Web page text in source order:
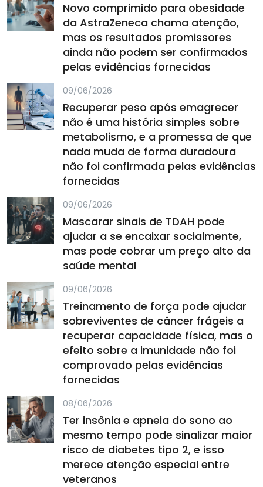
Novo comprimido para obesidade
da AstraZeneca chama atenção,
mas os resultados promissores
ainda não podem ser confirmados
pelas evidências fornecidas
09/06/2026
Recuperar peso após emagrecer
não é uma história simples sobre
metabolismo, e a promessa de que
nada muda de forma duradoura
não foi confirmada pelas evidências
fornecidas
09/06/2026
Mascarar sinais de TDAH pode
ajudar a se encaixar socialmente,
mas pode cobrar um preço alto da
saúde mental
09/06/2026
Treinamento de força pode ajudar
sobreviventes de câncer frágeis a
recuperar capacidade física, mas o
efeito sobre a imunidade não foi
comprovado pelas evidências
fornecidas
08/06/2026
Ter insônia e apneia do sono ao
mesmo tempo pode sinalizar maior
risco de diabetes tipo 2, e isso
merece atenção especial entre
veteranos